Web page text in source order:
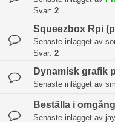
Svar: 2
Squeezbox Rpi
Senaste inlägget av
Svar: 2
Dynamisk grafik
Senaste inlägget av
Beställa i
Senaste inlägget av